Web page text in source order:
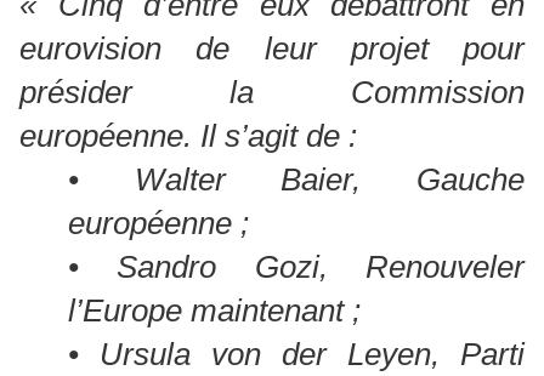
eurovision de leur projet pour
présider la Commission
européenne. Il s’agit de :
• Walter Baier, Gauche
européenne ;
• Sandro Gozi, Renouveler
l’Europe maintenant ;
• Ursula von der Leyen, Parti